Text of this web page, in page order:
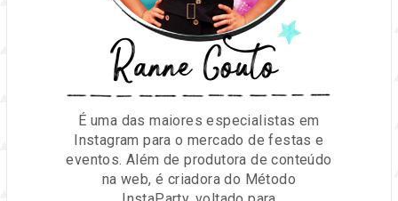
Ranne Couto
É uma das maiores especialistas em
Instagram para o mercado de festas e
eventos. Além de produtora de conteúdo
na web, é criadora do Método